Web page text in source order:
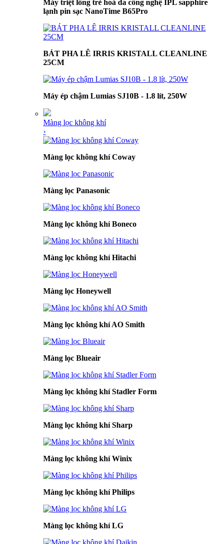
Máy triệt lông trẻ hoá da công nghệ IPL sapphire
lạnh pin sạc NanoTime B65Pro
BÁT PHA LÊ IRRIS KRISTALL CLEANLINE
25CM
Máy ép chậm Lumias SJ10B - 1.8 lít, 250W
Màng lọc không khí
›
Màng lọc không khí Coway
Màng lọc Panasonic
Màng lọc không khí Boneco
Màng lọc không khí Hitachi
Màng lọc Honeywell
Màng lọc không khí AO Smith
Màng lọc Blueair
Màng lọc không khí Stadler Form
Màng lọc không khí Sharp
Màng lọc không khí Winix
Màng lọc không khí Philips
Màng lọc không khí LG